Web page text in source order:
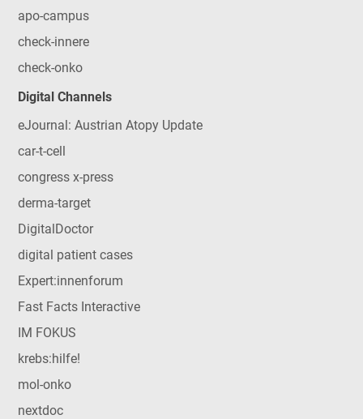
apo-campus
check-innere
check-onko
Digital Channels
eJournal: Austrian Atopy Update
car-t-cell
congress x-press
derma-target
DigitalDoctor
digital patient cases
Expert:innenforum
Fast Facts Interactive
IM FOKUS
krebs:hilfe!
mol-onko
nextdoc